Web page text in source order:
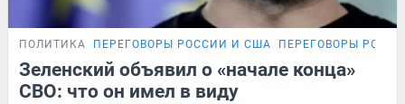
ПОЛИТИКА ПЕРЕГОВОРЫ РОССИИ И США ПЕРЕГОВОРЫ
Зеленский объявил о «начале конца»
СВО: что он имел в виду